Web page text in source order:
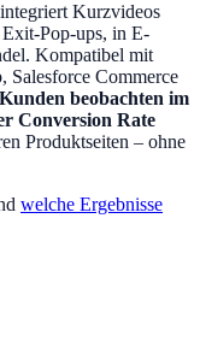
Kurzvideos
Pop-ups, in E-
Kompatibel mit
Salesforce Commerce
beobachten im
Conversion Rate
Produktseiten – ohne
welche Ergebnisse